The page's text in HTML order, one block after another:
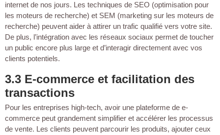
internet de nos jours. Les techniques de SEO (optimisation pour
les moteurs de recherche) et SEM (marketing sur les moteurs de
recherche) peuvent aider à attirer un trafic qualifié vers votre site.
De plus, l’intégration avec les réseaux sociaux permet de toucher
un public encore plus large et d’interagir directement avec vos
clients potentiels.
3.3 E-commerce et facilitation des
transactions
Pour les entreprises high-tech, avoir une plateforme de e-
commerce peut grandement simplifier et accélérer les processus
de vente. Les clients peuvent parcourir les produits, ajouter ceux